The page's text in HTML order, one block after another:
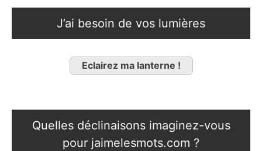
J’ai besoin de vos lumières
Eclairez ma lanterne !
Quelles déclinaisons imaginez-vous
pour jaimelesmots.com ?